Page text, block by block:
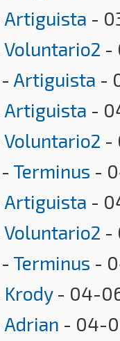
Artiguista -
Voluntario2 -
- Artiguista -
Artiguista -
Voluntario2 -
- Terminus -
Artiguista -
Voluntario2 -
- Terminus -
Krody- 04-
Adrian - 04-